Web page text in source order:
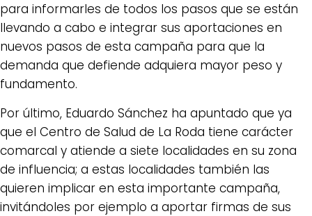
para informarles de todos los pasos que se están
llevando a cabo e integrar sus aportaciones en
nuevos pasos de esta campaña para que la
demanda que defiende adquiera mayor peso y
fundamento.
Por último, Eduardo Sánchez ha apuntado que ya
que el Centro de Salud de La Roda tiene carácter
comarcal y atiende a siete localidades en su zona
de influencia; a estas localidades también las
quieren implicar en esta importante campaña,
invitándoles por ejemplo a aportar firmas de sus